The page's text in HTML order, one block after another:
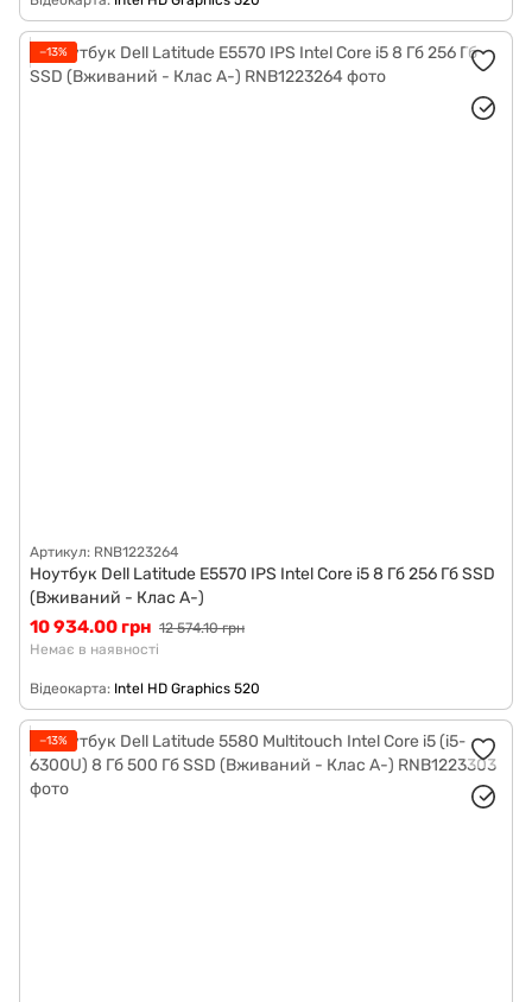
−13%
Артикул: RNB1223264
Ноутбук Dell Latitude E5570 IPS Intel Core i5 8 Гб 256 Гб SSD
(Вживаний - Клас A-)
10 934.00 грн 12 574.10 грн
Немає в наявності
Відеокарта Intel HD Graphics 520
−13%